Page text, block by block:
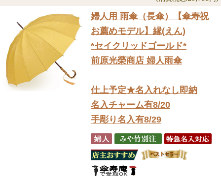
婦人用 雨傘（長傘）
【傘寿祝
お薦めモデル】縁(えん)
*セイクリッドゴールド*
前原光榮商店 婦人雨傘
仕上予定★名入れなし即納
名入チャーム有8/20
手彫り名入有8/29